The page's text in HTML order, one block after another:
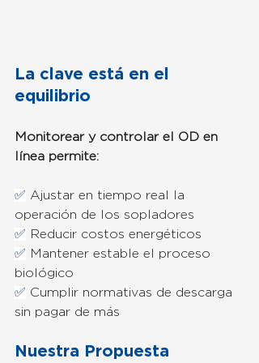
La clave está en el
equilibrio
Monitorear y controlar el OD en
línea permite:
✅ Ajustar en tiempo real la
operación de los sopladores
✅ Reducir costos energéticos
✅ Mantener estable el proceso
biológico
✅ Cumplir normativas de descarga
sin pagar de más
Nuestra Propuesta